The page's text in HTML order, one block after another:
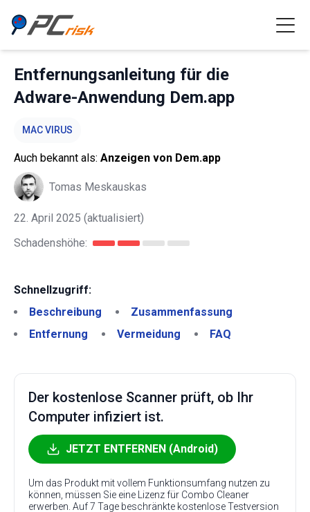
Entfernungsanleitung für die
Adware-Anwendung Dem.app
MAC VIRUS
Auch bekannt als: Anzeigen von Dem.app
Tomas Meskauskas
22. April 2025 (aktualisiert)
Schadenshöhe:
Schnellzugriff:
Beschreibung
Zusammenfassung
Entfernung
Vermeidung FAQ
Der kostenlose Scanner prüft, ob Ihr
Computer infiziert ist.
JETZT ENTFERNEN (Android)
Um das Produkt mit vollem Funktionsumfang nutzen zu
können, müssen Sie eine Lizenz für Combo Cleaner
erwerben. Auf 7 Tage beschränkte kostenlose Testversion